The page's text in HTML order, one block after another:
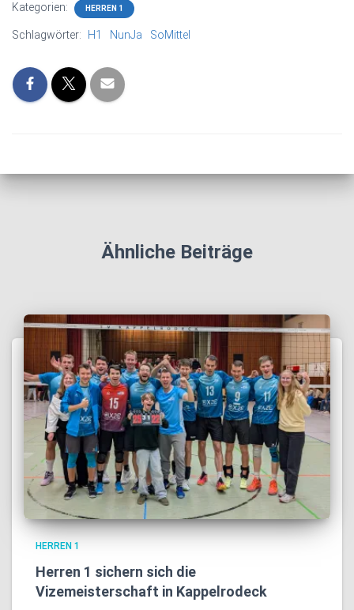
Kategorien: HERREN 1
Schlagwörter: H1 NunJa SoMittel
Ähnliche Beiträge
HERREN 1
Herren 1 sichern sich die
Vizemeisterschaft in Kappelrodeck